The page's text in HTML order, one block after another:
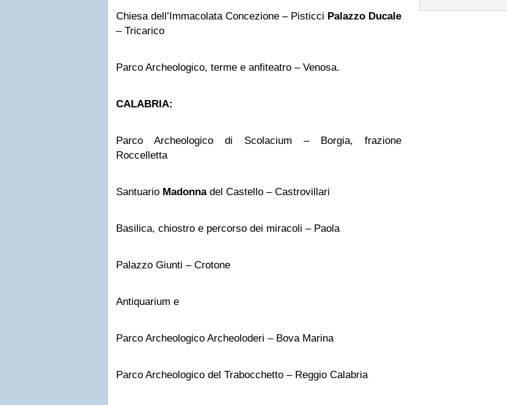
Chiesa dell’Immacolata Concezione – Pisticci Palazzo Ducale
– Tricarico
Parco Archeologico, terme e anfiteatro – Venosa.
CALABRIA:
Parco Archeologico di Scolacium – Borgia, frazione
Roccelletta
Santuario Madonnadel Castello – Castrovillari
Basilica, chiostro e percorso dei miracoli – Paola
Palazzo Giunti – Crotone
Antiquarium e
Parco Archeologico Archeoloderi – Bova Marina
Parco Archeologico del Trabocchetto – Reggio Calabria